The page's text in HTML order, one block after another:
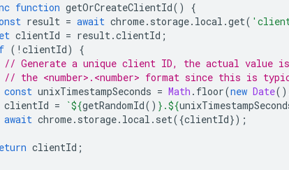
function getOrCreateClientId()
{
result = await chrome. storage. local .get(
clientId = result.clientId ;
( ! clientId)
{
// Generate a unique client ID, the actual value
// the <number>.<number> format since this is
const unixTimestampSeconds = Math . floor(new Date
clientId = `${getRandomId() } .${
await chrome. storage. local . set({clientId});
clientId ;